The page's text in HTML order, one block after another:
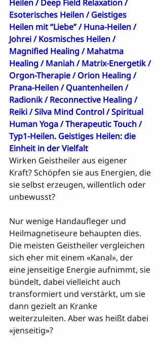
Heilen / Deep Field Relaxation /
Esoterisches Heilen / Geistiges
Heilen mit “Liebe” / Huna-Heilen /
Johrei / Kosmisches Heilen /
Magnified Healing / Mahatma
Healing / Maniah / Matrix-Energetik /
Orgon-Therapie / Orion Healing /
Prana-Heilen / Quantenheilen /
Radionik / Reconnective Healing /
Reiki / Silva Mind Control / Spiritual
Human Yoga / Therapeutic Touch /
Typ1-Heilen. Geistiges Heilen: die
Einheit in der Vielfalt
Wirken Geistheiler aus eigener
Kraft? Schöpfen sie aus Energien, die
sie selbst erzeugen, willentlich oder
unbewusst?
Nur wenige Handaufleger und
Heilmagnetiseure behaupten dies.
Die meisten Geistheiler vergleichen
sich eher mit einem «Kanal», der
eine jenseitige Energie aufnimmt, sie
bündelt, dabei vielleicht auch
transformiert und verstärkt, um sie
dann gezielt an Kranke
weiterzuleiten. Aber was heißt dabei
«jenseitig»?